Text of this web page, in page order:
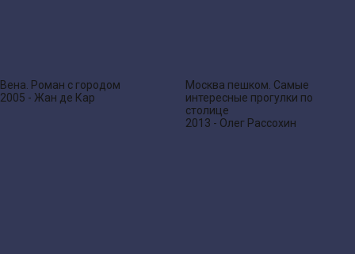
Вена. Роман с городом
2005 - Жан де Кар
Москва пешком. Самые
интересные прогулки по
столице
2013 - Олег Рассохин